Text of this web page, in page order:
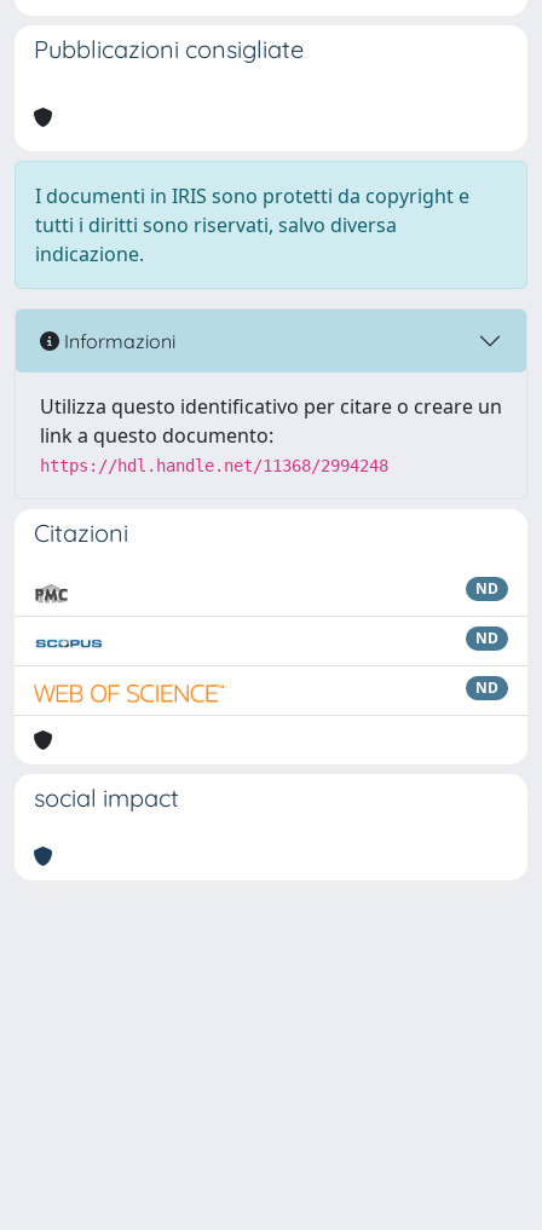
Pubblicazioni consigliate
I documenti in IRIS sono protetti da copyright e
tutti i diritti sono riservati, salvo diversa
indicazione.
Informazioni
Utilizza questo identificativo per citare o creare un
link a questo documento:
https://hdl.handle.net/11368/2994248
Citazioni
ND
ND
ND
social impact